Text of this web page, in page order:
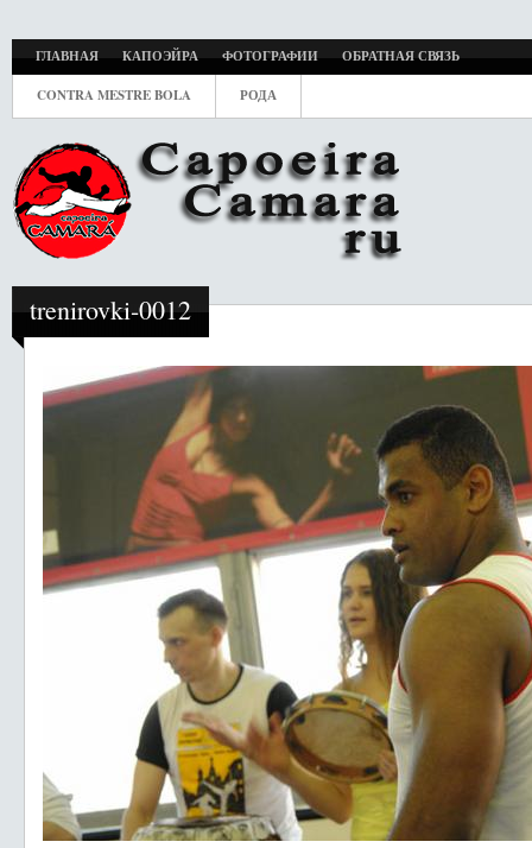
ГЛАВНАЯ КАПОЭЙРА ФОТОГРАФИИ ОБРАТНАЯ СВЯЗЬ
CONTRA MESTRE BOLA РОДА
trenirovki-0012